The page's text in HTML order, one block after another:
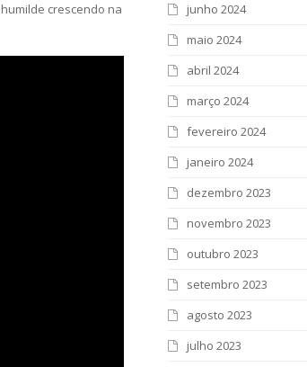
crescendo na
junho 2024
maio 2024
abril 2024
março 2024
fevereiro 2024
janeiro 2024
dezembro 2023
novembro 2023
outubro 2023
setembro 2023
agosto 2023
julho 2023